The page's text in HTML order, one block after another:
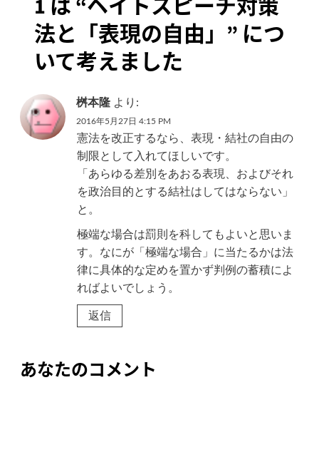
シ
ョ
ン
1 は “ヘイトスピーチ対策
法と「表現の自由」 ” につ
いて考えました
桝本隆 より:
2016年5月27日 4:15 PM
憲法を改正するなら、表現・結社の自由の
制限として入れてほしいです。
「あらゆる差別をあおる表現、およびそれ
を政治目的とする結社はしてはならない」
と。
極端な場合は罰則を科してもよいと思いま
す。なにが「極端な場合」に当たるかは法
律に具体的な定めを置かず判例の蓄積によ
ればよいでしょう。
返信
あなたのコメント